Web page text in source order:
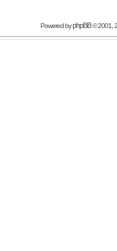
Powered byphpBB© 2001,